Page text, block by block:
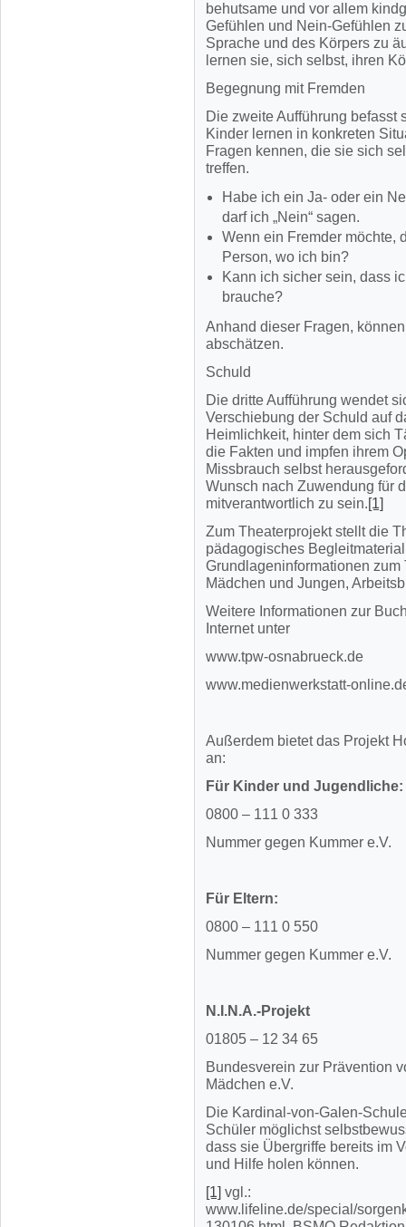
behutsame und vor allem
Gefühlen und Nein-Gefühlen
Sprache und des Körpers zu
lernen sie, sich selbst, ihren
Begegnung mit Fremden
Die zweite Aufführung befasst
Kinder lernen in konkreten
Fragen kennen, die sie sich
treffen.
Habe ich ein Ja- oder ein
darf ich „Nein“ sagen.
Wenn ein Fremder möchte,
Person, wo ich bin?
Kann ich sicher sein, dass
brauche?
Anhand dieser Fragen,
abschätzen.
Schuld
Die dritte Aufführung wendet
Verschiebung der Schuld auf
Heimlichkeit, hinter dem sich
die Fakten und impfen ihrem
Missbrauch selbst
Wunsch nach Zuwendung für
mitverantwortlich zu sein.[1]
Zum Theaterprojekt stellt die
pädagogisches
Grundlageninformationen
Mädchen und Jungen,
Weitere Informationen zur
Internet unter
www.tpw-osnabrueck.de
www.medienwerkstatt-
Außerdem bietet das Projekt
an:
Für Kinder und Jugendliche:
0800 – 111 0 333
Nummer gegen Kummer e.V.
Für Eltern:
0800 – 111 0 550
Nummer gegen Kummer e.V.
N.I.N.A.-Projekt
01805 – 12 34 65
Bundesverein zur Prävention
Mädchen e.V.
Die Kardinal-von-Galen-
Schüler möglichst
dass sie Übergriffe bereits im
und Hilfe holen können.
[1] vgl.:
www.lifeline.de/special/